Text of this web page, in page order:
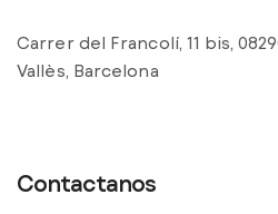
Carrer del Francolí, 11 bis,
Vallès, Barcelona
Contactanos